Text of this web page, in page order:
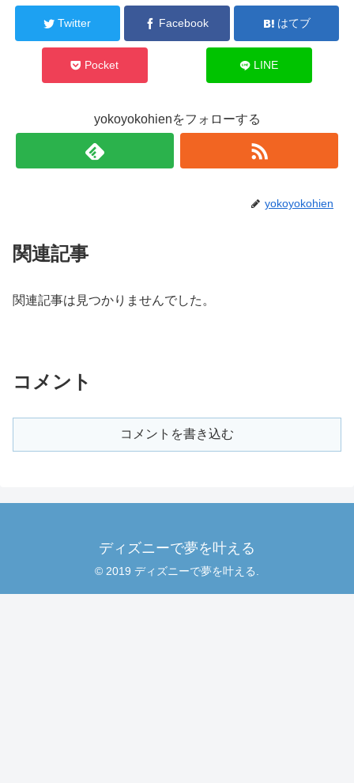
Twitter Facebook はてブ
Pocket LINE
yokoyokohienをフォローする
yokoyokohien
関連記事
関連記事は見つかりませんでした。
コメント
コメントを書き込む
ディズニーで夢を叶える
© 2019 ディズニーで夢を叶える.